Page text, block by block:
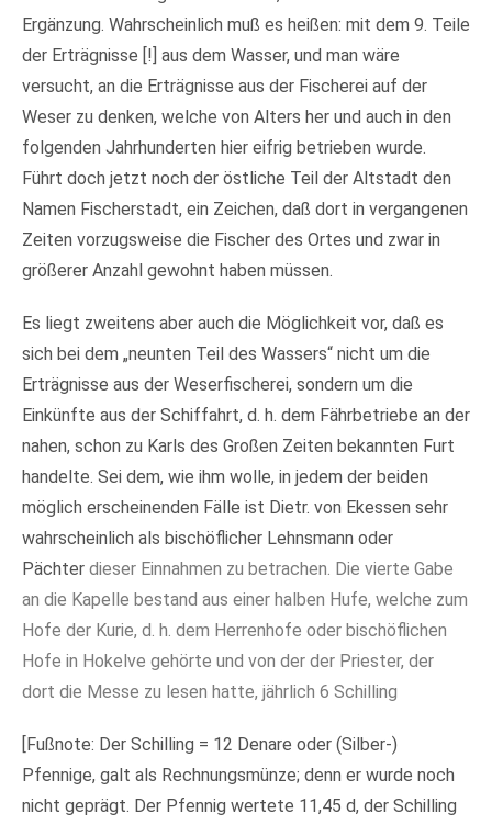
Ergänzung. Wahrscheinlich muß es heißen: mit dem 9. Teile
der Erträgnisse [!] aus dem Wasser, und man wäre
versucht, an die Erträgnisse aus der Fischerei auf der
Weser zu denken, welche von Alters her und auch in den
folgenden Jahrhunderten hier eifrig betrieben wurde.
Führt doch jetzt noch der östliche Teil der Altstadt den
Namen Fischerstadt, ein Zeichen, daß dort in vergangenen
Zeiten vorzugsweise die Fischer des Ortes und zwar in
größerer Anzahl gewohnt haben müssen.
Es liegt zweitens aber auch die Möglichkeit vor, daß es
sich bei dem „neunten Teil des Wassers“ nicht um die
Erträgnisse aus der Weserfischerei, sondern um die
Einkünfte aus der Schiffahrt, d. h. dem Fährbetriebe an der
nahen, schon zu Karls des Großen Zeiten bekannten Furt
handelte. Sei dem, wie ihm wolle, in jedem der beiden
möglich erscheinenden Fälle ist Dietr. von Ekessen sehr
wahrscheinlich als bischöflicher Lehnsmann oder
Pächter dieser Einnahmen zu betrachen. Die vierte Gabe
an die Kapelle bestand aus einer halben Hufe, welche zum
Hofe der Kurie, d. h. dem Herrenhofe oder bischöflichen
Hofe in Hokelve gehörte und von der der Priester, der
dort die Messe zu lesen hatte, jährlich 6 Schilling
[Fußnote: Der Schilling = 12 Denare oder (Silber-)
Pfennige, galt als Rechnungsmünze; denn er wurde noch
nicht geprägt. Der Pfennig wertete 11,45 d, der Schilling